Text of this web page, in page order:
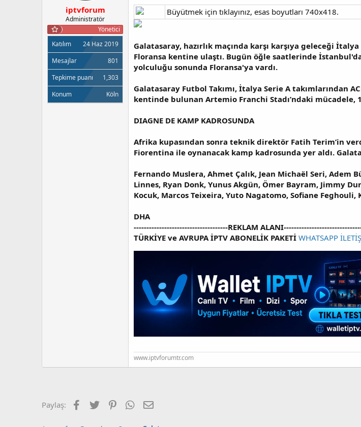
a
t
a
r
i
iptvforum
Administratör
Yönetici
Katılım
24 Haz 2019
Mesajlar
801
Tepkime puanı
1,303
Konum
Köln
Büyütmek için tıklayınız, esas boyutları 740x418.
Galatasaray, hazırlık maçında karşı karşıya geleceği
Floransa kentine ulaştı. Bugün öğle saatlerinde
yolculuğu sonunda Floransa'ya vardı.
Galatasaray Futbol Takımı, İtalya Serie A takımlarından
kentinde bulunan Artemio Franchi Stadı’ndaki mücadele,
DIAGNE DE KAMP KADROSUNDA
Afrika kupasından sonra teknik direktör Fatih Terim’in
Fiorentina ile oynanacak kamp kadrosunda yer aldı.
Fernando Muslera, Ahmet Çalık, Jean Michaël Seri, Adem
Linnes, Ryan Donk, Yunus Akgün, Ömer Bayram, Jimmy
Kocuk, Marcos Teixeira, Yuto Nagatomo, Sofiane
DHA
-------------------------------------REKLAM
TÜRKİYE ve AVRUPA İPTV ABONELİK PAKETİ WHATSAPP
www.iptvforumtr.com
Paylaş: Facebook
Twitter PinterestWhatsApp
E-posta